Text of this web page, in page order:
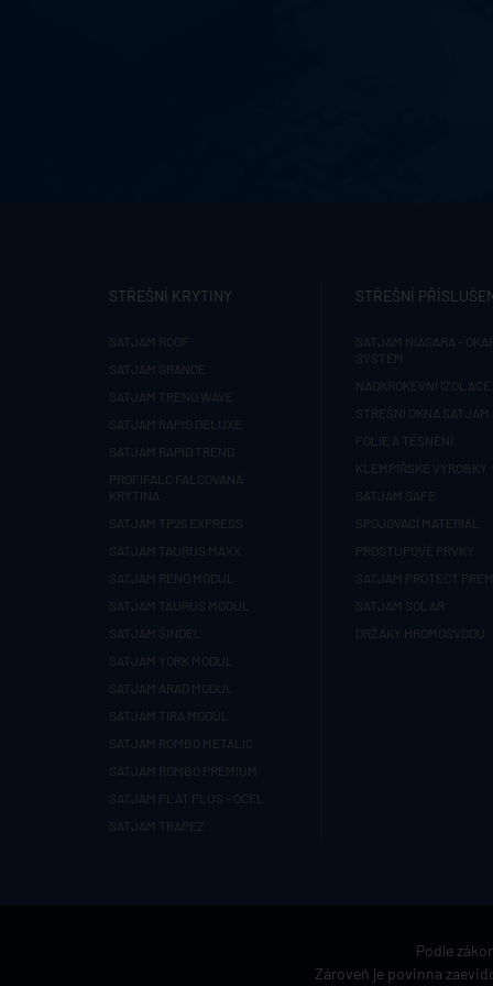
STŘEŠNÍ KRYTINY
SATJAM ROOF
SATJAM GRANDE
SATJAM TREND WAVE
SATJAM RAPID DELUXE
SATJAM RAPID TREND
PROFIFALC FALCOVANÁ
KRYTINA
SATJAM TP26 EXPRESS
SATJAM TAURUS MAXX
SATJAM RENO MODUL
SATJAM TAURUS MODUL
SATJAM ŠINDEL
SATJAM YORK MODUL
SATJAM ARAD MODUL
SATJAM TIRA MODUL
SATJAM ROMBO METALIC
SATJAM ROMBO PREMIUM
SATJAM FLAT PLUS - OCEL
SATJAM TRAPEZ
STŘEŠNÍ
SATJAM NIAGARA -
SYSTÉM
NADKROKEVNÍ
STŘEŠNÍ OKNA SATJAM
FÓLIE A TĚSNĚNÍ
KLEMPÍŘSKÉ VÝROBKY
SATJAM SAFE
SPOJOVACÍ MATERIÁL
PROSTUPOVÉ PRVKY
SATJAM PROTECT
SATJAM SOLAR
DRŽÁKY HROMOSVODU
Podle
Zároveň je povinna